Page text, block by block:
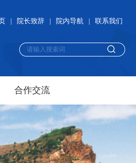
院长致辞 院内导航 联系我们
合作交流